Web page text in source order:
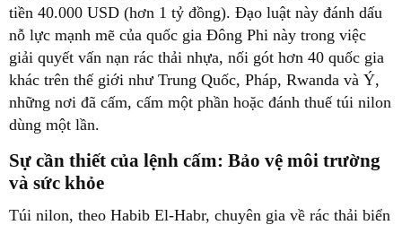
tiền 40.000 USD (hơn 1 tỷ đồng). Đạo luật này đánh dấu
nỗ lực mạnh mẽ của quốc gia Đông Phi này trong việc
giải quyết vấn nạn rác thải nhựa, nối gót hơn 40 quốc gia
khác trên thế giới như Trung Quốc, Pháp, Rwanda và Ý,
những nơi đã cấm, cấm một phần hoặc đánh thuế túi nilon
dùng một lần.
Sự cần thiết của lệnh cấm: Bảo vệ môi trường
và sức khỏe
Túi nilon, theo Habib El-Habr, chuyên gia về rác thải biển